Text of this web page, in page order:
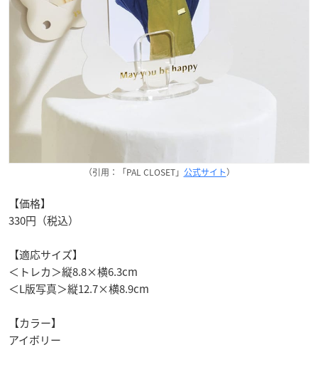
（引用：「PAL CLOSET」 公式サイト）
【価格】
330円（税込）
【適応サイズ】
＜トレカ＞縦8.8×横6.3cm
＜L版写真＞縦12.7×横8.9cm
【カラー】
アイボリー